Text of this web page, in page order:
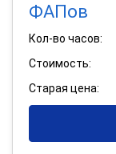
ФАПов
Кол-во часов:
Стоимость:
Старая цена: